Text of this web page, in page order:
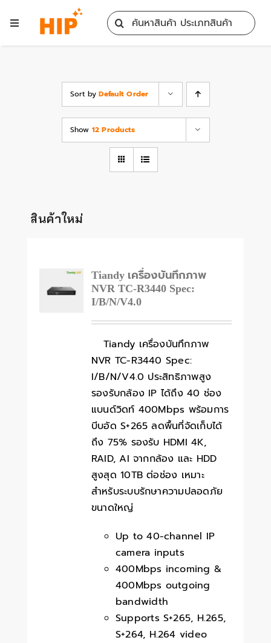
Toggle
All Products
Services
Search
for:
Sort byDefault Order
Show 12 Products
สินค้าใหม่
Tiandy เครื่องบันทึกภาพ
NVR TC-R3440 Spec:
I/B/N/V4.0
Tiandy เครื่องบันทึกภาพ
NVR TC-R3440 Spec:
I/B/N/V4.0 ประสิทธิภาพสูง
รองรับกล้อง IP ได้ถึง 40 ช่อง
แบนด์วิดท์ 400Mbps พร้อมการ
บีบอัด S+265 ลดพื้นที่จัดเก็บได้
ถึง 75% รองรับ HDMI 4K,
RAID, AI จากกล้อง และ HDD
สูงสุด 10TB ต่อช่อง เหมาะ
สำหรับระบบรักษาความปลอดภัย
ขนาดใหญ่
Up to 40-channel IP
camera inputs
400Mbps incoming &
400Mbps outgoing
bandwidth
Supports S+265, H.265,
S+264, H.264 video